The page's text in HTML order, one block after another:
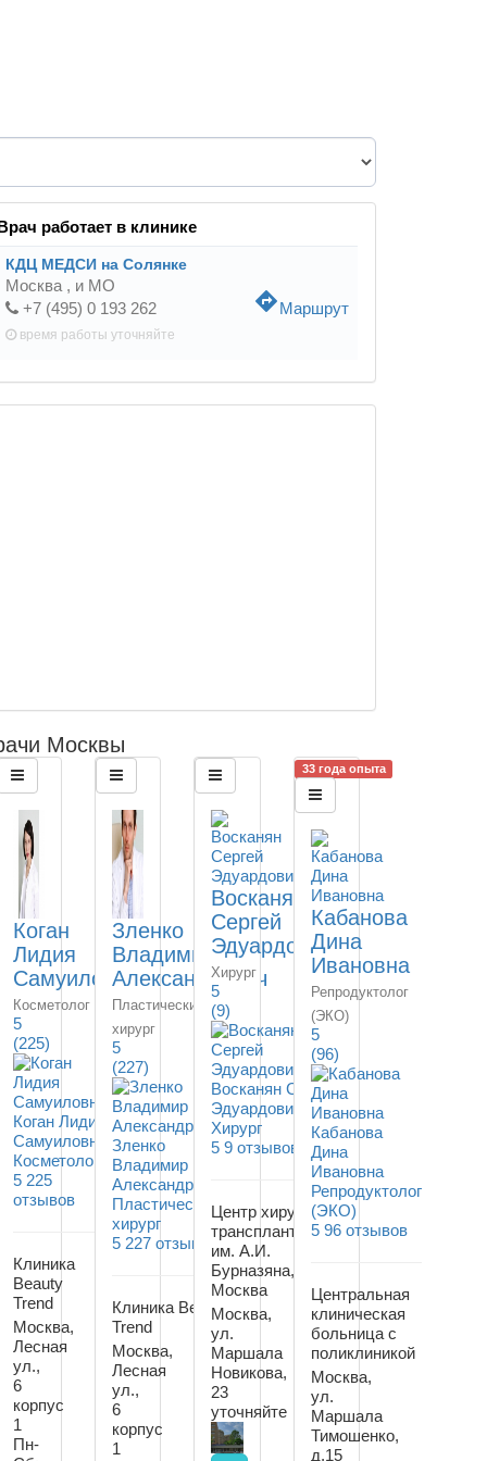
работает в клинике
КДЦ МЕДСИ на Солянке
Москва , и МО
+7 (495) 0 193 262
время работы уточняйте
directionsМаршрут
Москвы
Коган
Лидия
Самуиловна
Косметолог
5
(225)
Коган Лидия
Самуиловна
Косметолог
5 225
отзывов
Клиника
Beauty
Trend
Москва,
Лесная
ул.,
6
корпус
1
Пн-
Зленко
Владимир
Александрович
Пластический
хирург
5
(227)
Зленко
Владимир
Александрович
Пластический
хирург
5 227 отзывов
Клиника Beauty
Trend
Москва,
Лесная
ул.,
6
корпус
1
Восканян
Сергей
Эдуардович
Хирург
5
(9)
Восканян Сергей
Эдуардович
Хирург
5 9 отзывов
Центр хирургии и
трансплантологии
им. А.И.
Бурназяна, г.
Москва
Москва,
ул.
Маршала
Новикова,
23
уточняйте
33 года опыта
Кабанова
Дина
Ивановна
Репродуктолог
(ЭКО)
5
(96)
Кабанова
Дина
Ивановна
Репродуктолог
(ЭКО)
5 96 отзывов
Центральная
клиническая
больница с
поликлиникой
Москва,
ул.
Маршала
Тимошенко,
д.15